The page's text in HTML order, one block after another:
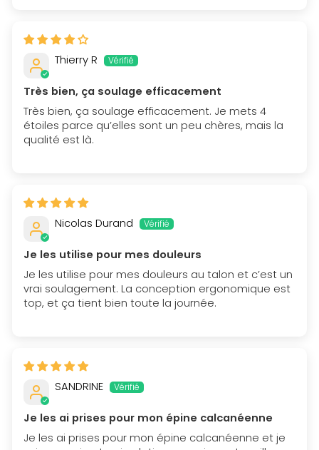
Thierry R
Très bien, ça soulage efficacement
Très bien, ça soulage efficacement. Je mets 4
étoiles parce qu’elles sont un peu chères, mais la
qualité est là.
Nicolas Durand
Je les utilise pour mes douleurs
Je les utilise pour mes douleurs au talon et c’est un
vrai soulagement. La conception ergonomique est
top, et ça tient bien toute la journée.
SANDRINE
Je les ai prises pour mon épine calcanéenne
Je les ai prises pour mon épine calcanéenne et je